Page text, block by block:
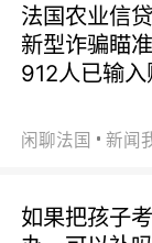
法国农业信
新型诈骗瞄
912人已输
闲聊法国 新闻
如果把孩子